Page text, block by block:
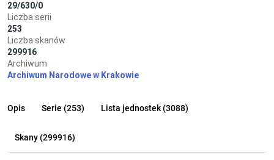
29/630/0
Liczba serii
253
Liczba skanów
299916
Archiwum
Archiwum Narodowe w Krakowie
Opis Serie (253) Lista jednostek (3088)
Skany (299916)